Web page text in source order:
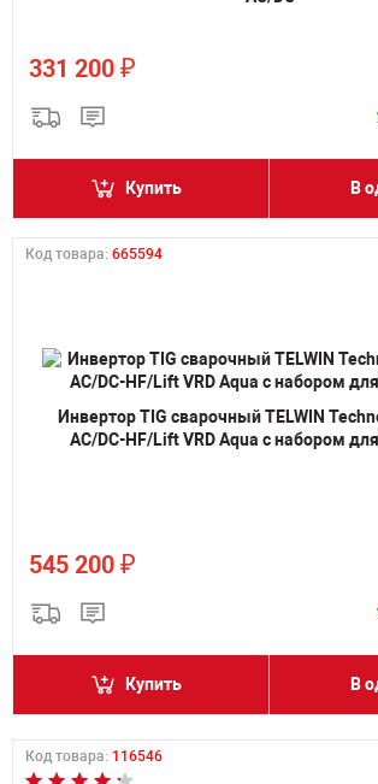
331 200 ₽
Купить В
Код товара: 665594
Инвертор TIG сварочный TELWIN
AC/DC-HF/Lift VRD Aqua с набором
545 200 ₽
Купить В
Код товара: 116546